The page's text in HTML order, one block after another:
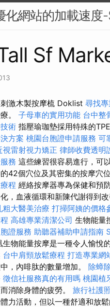
化網站的加載速度-
Sf
激木製按摩梳 Doklist 尋找
。 子母車的實用功能 台中整
術 指壓瑜珈墊採用特殊的
方案 桃園台胞證申請服務 可
視雷射視力矯正 律師收費透明
務 這些練習很容易進行，可
42個穴位及其密集的按摩穴
程 經絡按摩器專為保健和預
，血液循環和新陳代謝得到
粗大醫美治療 打掃阿姨的價格
高雄專業清潔公司 生物能量
證服務 助聽器補助申請指南
生物能量按摩是一種令人愉悅
台中肩頸放鬆療程 打造專業網
，內啡肽的數量增加。 除蟑
徵信社服務真的有用嗎 桃園植
消除身體的疲勞。 旅行社護
力活動，但以一種舒適和放鬆